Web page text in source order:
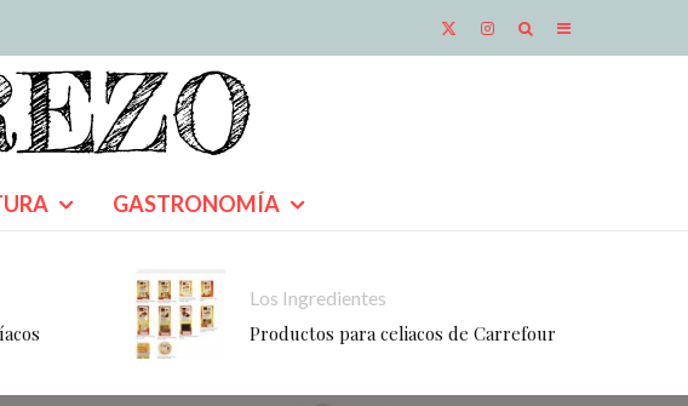
GASTRONOMÍA
Los Ingredientes
Productos para celiacos de Carrefour